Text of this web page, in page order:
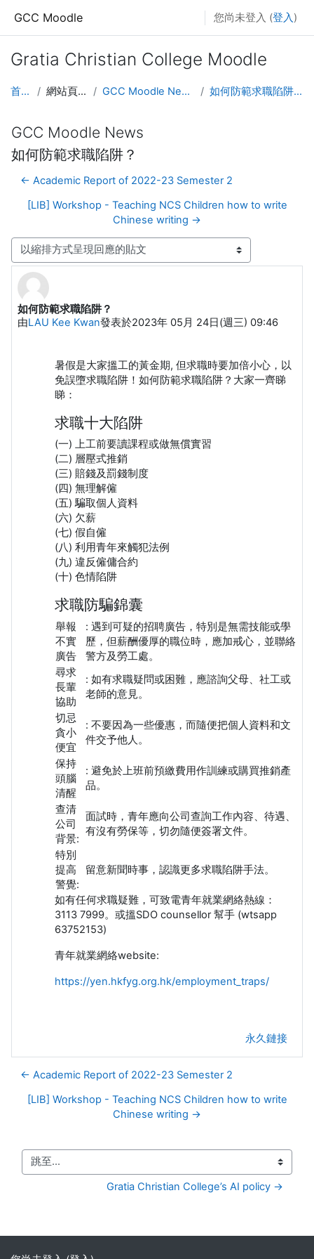
GCC Moodle 您尚未登入 (登入 )
Gratia Christian College Moodle
首頁 網站頁面 GCC Moodle News 如何防範求職陷阱？
GCC Moodle News
如何防範求職陷阱？
← Academic Report of 2022-23 Semester 2
[LIB] Workshop - Teaching NCS Children how to write
Chinese writing →
顯示模式
如何防範求職陷阱？
由LAU Kee Kwan發表於2023年 05月 24日(週三) 09:46
Number of replies: 0
暑假是大家搵工的黃金期, 但求職時要加倍小心，以
免誤墮求職陷阱！如何防範求職陷阱？大家一齊睇
睇：
求職十大陷阱
(一) 上工前要讀課程或做無償實習
(二) 層壓式推銷
(三) 賠錢及罰錢制度
(四) 無理解僱
(五) 騙取個人資料
(六) 欠薪
(七) 假自僱
(八) 利用青年來觸犯法例
(九) 違反僱傭合約
(十) 色情陷阱
求職防騙錦囊
舉報
不實
廣告
: 遇到可疑的招聘廣告，特別是無需技能或學
歷，但薪酬優厚的職位時，應加戒心，並聯絡
警方及勞工處。
尋求
長輩
協助
: 如有求職疑問或困難，應諮詢父母、社工或
老師的意見。
切忌
貪小
便宜
: 不要因為一些優惠，而隨便把個人資料和文
件交予他人。
保持
頭腦
清醒
: 避免於上班前預繳費用作訓練或購買推銷產
品。
查清
公司
背景:
面試時，青年應向公司查詢工作內容、待遇、
有沒有勞保等，切勿隨便簽署文件。
特別
提高
警覺:
留意新聞時事，認識更多求職陷阱手法。
如有任何求職疑難，可致電青年就業網絡熱線：
3113 7999。或搵SDO counsellor 幫手 (wtsapp
63752153)
青年就業網絡website:
https://yen.hkfyg.org.hk/employment_traps/
永久鏈接
← Academic Report of 2022-23 Semester 2
[LIB] Workshop - Teaching NCS Children how to write
Chinese writing →
跳至...
Gratia Christian College’s AI policy →